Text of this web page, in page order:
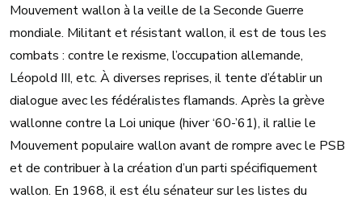
Mouvement wallon à la veille de la Seconde Guerre
mondiale. Militant et résistant wallon, il est de tous les
combats : contre le rexisme, l’occupation allemande,
Léopold III, etc. À diverses reprises, il tente d’établir un
dialogue avec les fédéralistes flamands. Après la grève
wallonne contre la Loi unique (hiver ‘60-’61), il rallie le
Mouvement populaire wallon avant de rompre avec le PSB
et de contribuer à la création d’un parti spécifiquement
wallon. En 1968, il est élu sénateur sur les listes du